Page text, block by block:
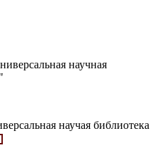
научная
научая библиотека